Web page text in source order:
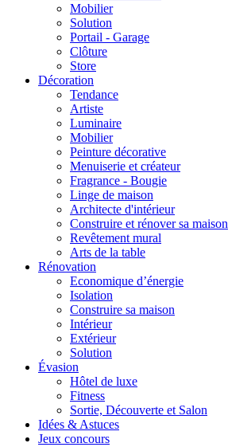
Mobilier
Solution
Portail - Garage
Clôture
Store
Décoration
Tendance
Artiste
Luminaire
Mobilier
Peinture décorative
Menuiserie et créateur
Fragrance - Bougie
Linge de maison
Architecte d'intérieur
Construire et rénover sa maison
Revêtement mural
Arts de la table
Rénovation
Economique d’énergie
Isolation
Construire sa maison
Intérieur
Extérieur
Solution
Évasion
Hôtel de luxe
Fitness
Sortie, Découverte et Salon
Idées & Astuces
Jeux concours